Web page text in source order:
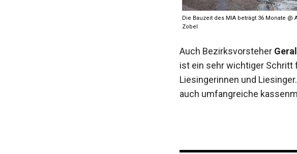
Die Bauzeit des MIA beträgt 36 Monate @
Zobel
Auch Bezirksvorsteher
ist ein sehr wichtiger Schritt
Liesingerinnen und
auch umfangreiche